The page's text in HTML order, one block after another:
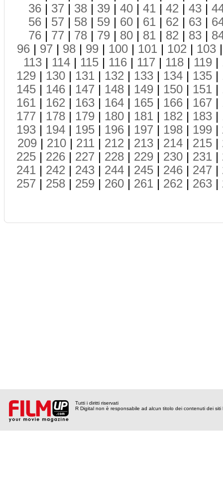
36 | 37 | 38 | 39 | 40 | 41 | 42 | 43 |
56 | 57 | 58 | 59 | 60 | 61 | 62 | 63 |
76 | 77 | 78 | 79 | 80 | 81 | 82 | 83 |
96 | 97 | 98 | 99 | 100 | 101 | 102 | 103
113 | 114 | 115 | 116 | 117 | 118 | 119 |
129 | 130 | 131 | 132 | 133 | 134 | 135 |
145 | 146 | 147 | 148 | 149 | 150 | 151 |
161 | 162 | 163 | 164 | 165 | 166 | 167 |
177 | 178 | 179 | 180 | 181 | 182 | 183 |
193 | 194 | 195 | 196 | 197 | 198 | 199 |
209 | 210 | 211 | 212 | 213 | 214 | 215 |
225 | 226 | 227 | 228 | 229 | 230 | 231 |
241 | 242 | 243 | 244 | 245 | 246 | 247 |
257 | 258 | 259 | 260 | 261 | 262 | 263 |
Tutti i diritti riservati
R Digital non è responsabile ad alcun titolo dei contenuti dei siti